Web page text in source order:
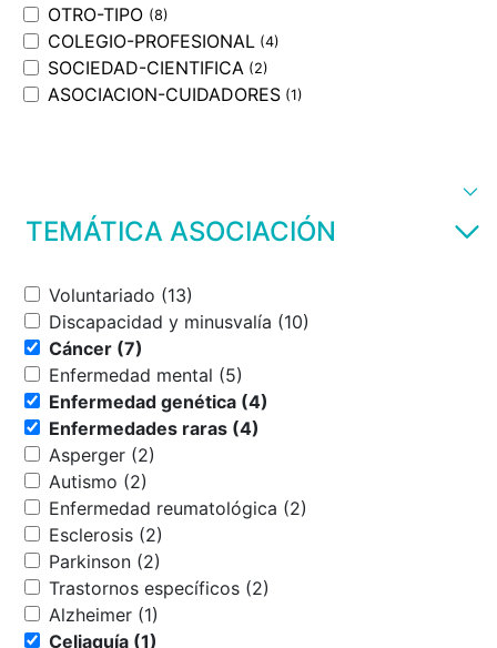
OTRO-TIPO (8)
COLEGIO-PROFESIONAL (4)
SOCIEDAD-CIENTIFICA (2)
ASOCIACION-CUIDADORES (1)
TEMÁTICA ASOCIACIÓN
Voluntariado (13)
Discapacidad y minusvalía (10)
Cáncer (7)
Enfermedad mental (5)
Enfermedad genética (4)
Enfermedades raras (4)
Asperger (2)
Autismo (2)
Enfermedad reumatológica (2)
Esclerosis (2)
Parkinson (2)
Trastornos específicos (2)
Alzheimer (1)
Celiaquía (1)